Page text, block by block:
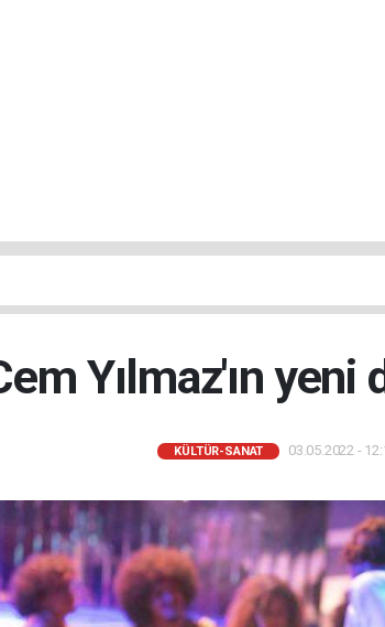
Yılmaz'ın yeni
KÜLTÜR-SANAT 03.05.2022 -